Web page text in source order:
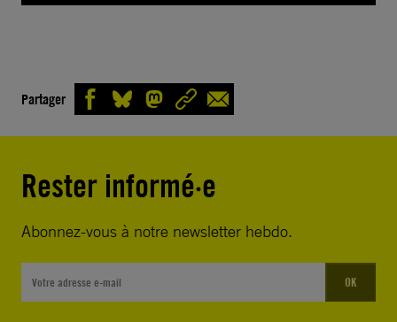
Partager
Rester informé·e
Abonnez-vous à notre newsletter hebdo.
OK